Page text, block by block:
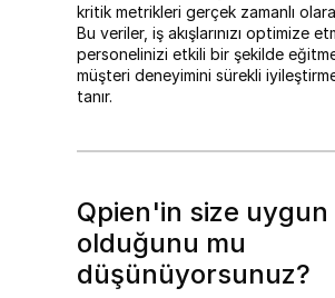
kritik metrikleri gerçek zamanlı
Bu veriler, iş akışlarınızı optimize
personelinizi etkili bir şekilde
müşteri deneyimini sürekli
tanır.
Qpien'in size uygun
olduğunu mu
düşünüyorsunuz?